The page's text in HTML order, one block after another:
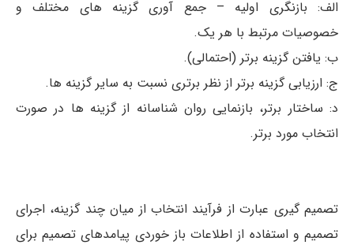
الف: بازنگری اولیه – جمع آوری گزینه ‏های مختلف و
خصوصیات مرتبط با هر یک.
ب: یافتن گزینه برتر (احتمالی).
ج: ارزیابی گزینه برتر از نظر برتری نسبت به سایر گزینه ‏ها.
د: ساختار برتر، بازنمایی روان شناسانه از گزینه‏ ها در صورت
انتخاب مورد برتر.
تصمیم ‏گیری عبارت از فرآیند انتخاب از میان چند گزینه، اجرای
تصمیم و استفاده از اطلاعات باز خوردی پیامدهای تصمیم برای